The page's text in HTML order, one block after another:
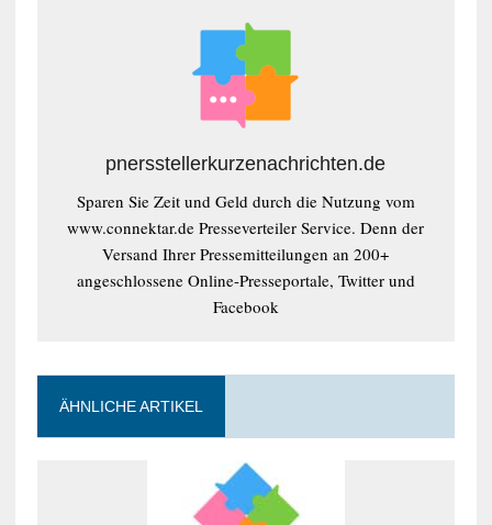
pnersstellerkurzenachrichten.de
Sparen Sie Zeit und Geld durch die Nutzung vom
www.connektar.de Presseverteiler Service. Denn der
Versand Ihrer Pressemitteilungen an 200+
angeschlossene Online-Presseportale, Twitter und
Facebook
ÄHNLICHE ARTIKEL